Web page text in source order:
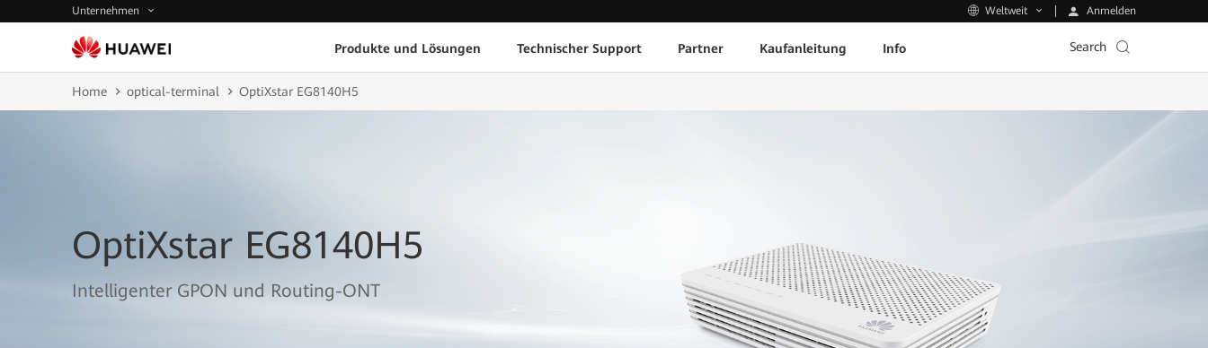
Unternehmen Weltweit Anmelden
Produkte und Lösungen Technischer Support Partner Kaufanleitung Info Search
Home optical-terminal OptiXstar EG8140H5
OptiXstar EG8140H5
Intelligenter GPON und Routing-ONT